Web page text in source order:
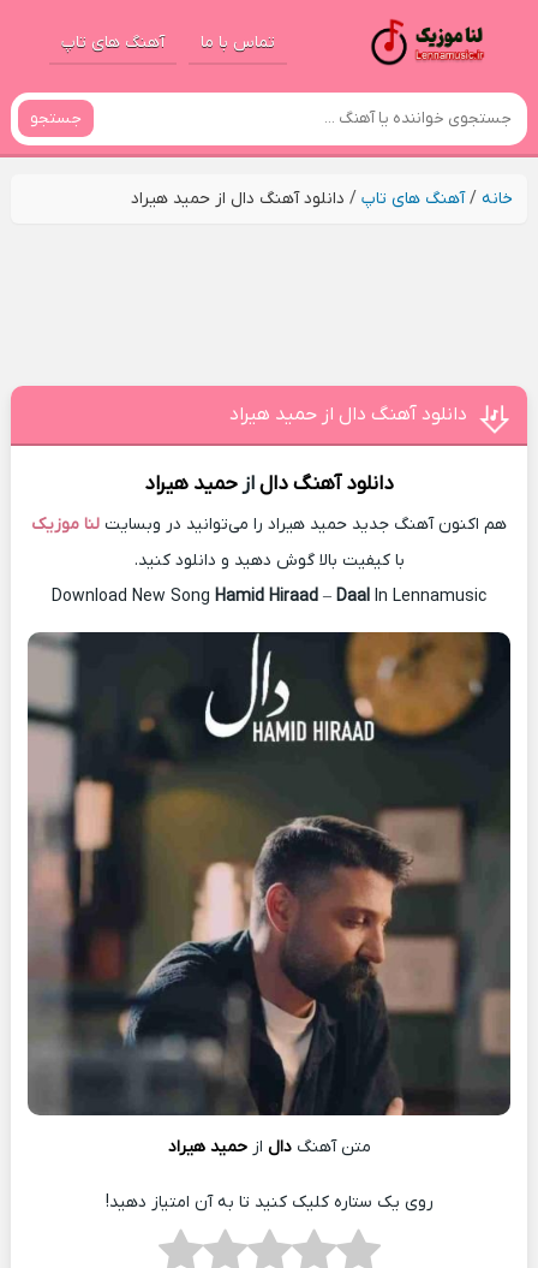
تماس با ما آهنگ های تاپ
جستجو
خانه/آهنگ های تاپ/ دانلود آهنگ دال از حمید هیراد
دانلود آهنگ دال از حمید هیراد
دانلود آهنگدالازحمید هیراد
هم اکنون آهنگ جدید حمید هیراد را می‌توانید در وبسایت لنا موزیک
با کیفیت بالا گوش دهید و دانلود کنید.
Download New Song Hamid Hiraad – Daal In Lennamusic
متن آهنگدال ازحمید هیراد
روی یک ستاره کلیک کنید تا به آن امتیاز دهید!